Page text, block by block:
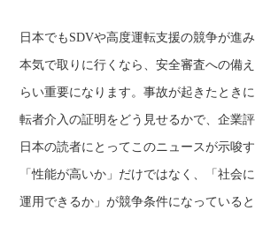
日本でもSDVや高度運転支援の競争が進
本気で取りに行くなら、安全審査への備
らい重要になります。事故が起きたとき
転者介入の証明をどう見せるかで、企業評
日本の読者にとってこのニュースが示唆
「性能が高いか」だけではなく、「社会
運用できるか」が競争条件になっていると